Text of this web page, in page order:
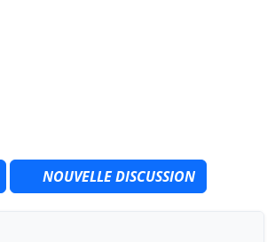
NOUVELLE DISCUSSION